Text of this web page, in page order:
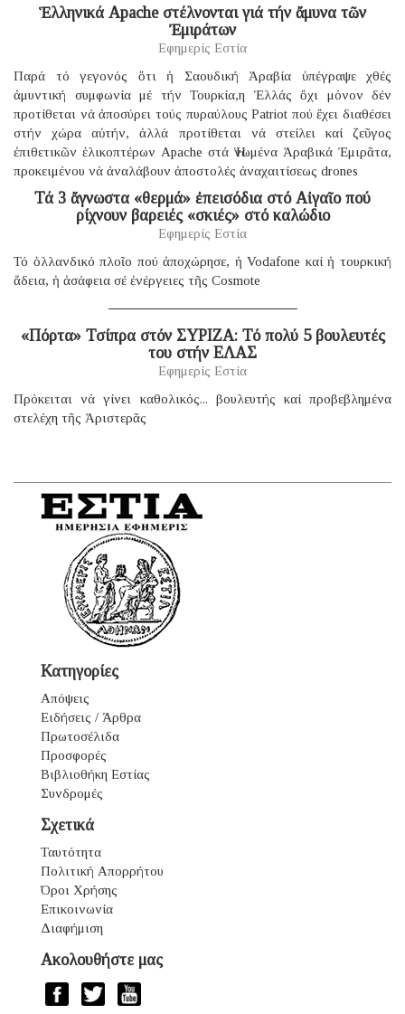
Ἑλληνικά Apache στέλνονται γιά τήν ἄμυνα τῶν
Ἐμιράτων
Εφημερίς Εστία
Παρά τό γεγονός ὅτι ἡ Σαουδική Ἀραβία ὑπέγραψε χθές
ἀμυντική συμφωνία μέ τήν Τουρκία,η Ἑλλάς ὄχι μόνον δέν
προτίθεται νά ἀποσύρει τούς πυραύλους Patriot πού ἔχει διαθέσει
στήν χώρα αὐτήν, ἀλλά προτίθεται νά στείλει καί ζεῦγος
ἐπιθετικῶν ἑλικοπτέρων Apache στά Ἡνωμένα Ἀραβικά Ἐμιρᾶτα,
προκειμένου νά ἀναλάβουν ἀποστολές ἀναχαιτίσεως drones
Τά 3 ἄγνωστα «θερμά» ἐπεισόδια στό Αἰγαῖο πού
ρίχνουν βαρειές «σκιές» στό καλώδιο
Εφημερίς Εστία
Τό ὁλλανδικό πλοῖο πού ἀποχώρησε, ἡ Vodafone καί ἡ τουρκική
ἄδεια, ἡ ἀσάφεια σέ ἐνέργειες τῆς Cosmote
«Πόρτα» Τσίπρα στόν ΣΥΡΙΖΑ: Τό πολύ 5 βουλευτές
του στήν ΕΛΑΣ
Εφημερίς Εστία
Πρόκειται νά γίνει καθολικός... βουλευτής καί προβεβλημένα
στελέχη τῆς Ἀριστερᾶς
Κατηγορίες
Απόψεις
Ειδήσεις / Άρθρα
Πρωτοσέλιδα
Προσφορές
Βιβλιοθήκη Εστίας
Συνδρομές
Σχετικά
Ταυτότητα
Πολιτική Απορρήτου
Όροι Χρήσης
Επικοινωνία
Διαφήμιση
Ακολουθήστε μας